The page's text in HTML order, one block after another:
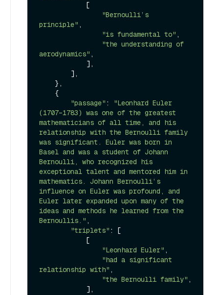
"Bernoulli’s
principle" ,
"is fundamental to" ,
"the understanding of
aerodynamics" ,
"passage" :
"Leonhard Euler
(1707–1783) was one of the greatest
mathematicians of all time, and his
relationship with the Bernoulli family
was significant. Euler was born in
Basel and was a student of Johann
Bernoulli, who recognized his
exceptional talent and mentored him in
mathematics. Johann Bernoulli’s
influence on Euler was profound, and
Euler later expanded upon many of the
ideas and methods he learned from the
Bernoullis." ,
"triplets" : [
"Leonhard Euler" ,
"had a significant
relationship with" ,
"the Bernoulli family" ,